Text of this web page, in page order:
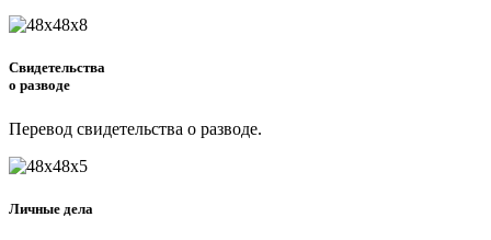
Свидетельства
о разводе
Перевод свидетельства о разводе.
Личные дела